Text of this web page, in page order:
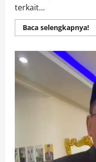
terkait...
Baca selengkapnya!
di